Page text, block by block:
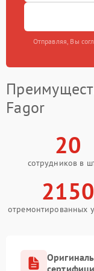
Отправляя, Вы
Fagor
20
сотрудников в
2150
отремонтированных